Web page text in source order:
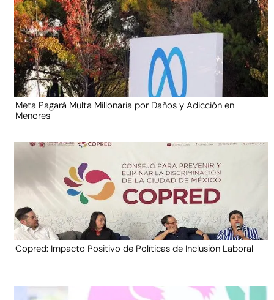
Meta Pagará Multa Millonaria por Daños y Adicción en
Menores
Copred: Impacto Positivo de Políticas de Inclusión Laboral